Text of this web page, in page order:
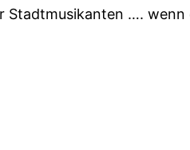
Stadtmusikanten ….